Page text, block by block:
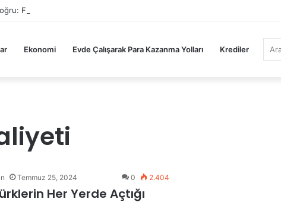
Fiyatlar Ne Olacak, Tüketici Ne Bekliyor?
Ekonomi Evde Çalışarak Para Kazanma Yolları Krediler
Temmuz 25, 2024 0 2.404
Her Yerde Açtığı